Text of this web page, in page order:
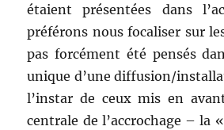
étaient présentées dans
préférons nous focaliser sur
pas forcément été pensés
unique d’une diffusion/
l’instar de ceux mis en
centrale de l’accrochage – la